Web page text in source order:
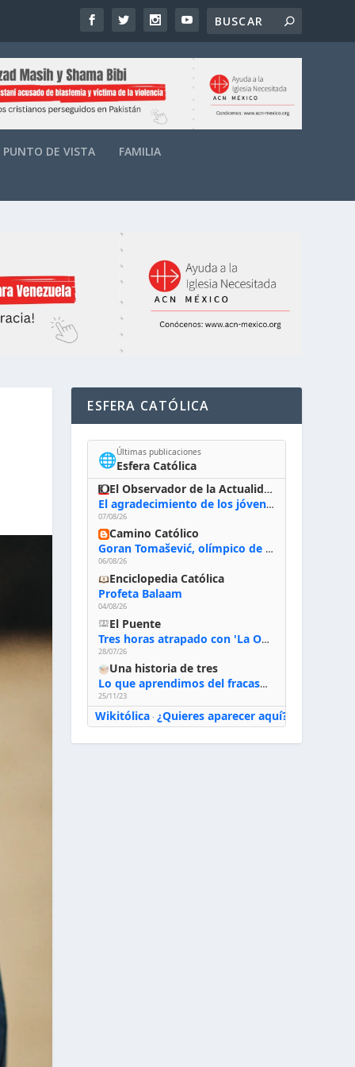
PUNTO DE VISTA FAMILIA
ESFERA CATÓLICA
🌐Últimas publicaciones
Esfera Católica
El Observador de la Actualidad
El agradecimiento de los jóvenes al Papa: «Hoy nos sentimos Iglesia»
07/08/26
Camino Católico
Goran Tomašević, olímpico de waterpolo: «Al terminar el Camino de Santiago entregué mi vida a Cristo; hablé con Dios y le dije: ‘Estoy listo; estoy a tu servicio. Puedo llevar lo que sea necesario para ti’»
06/08/26
Enciclopedia Católica
Profeta Balaam
04/08/26
El Puente
Tres horas atrapado con 'La Odisea' de Nolan
28/07/26
Una historia de tres
Lo que aprendimos del fracaso al emprender
25/11/23
Wikitólica· ¿Quieres aparecer aquí?